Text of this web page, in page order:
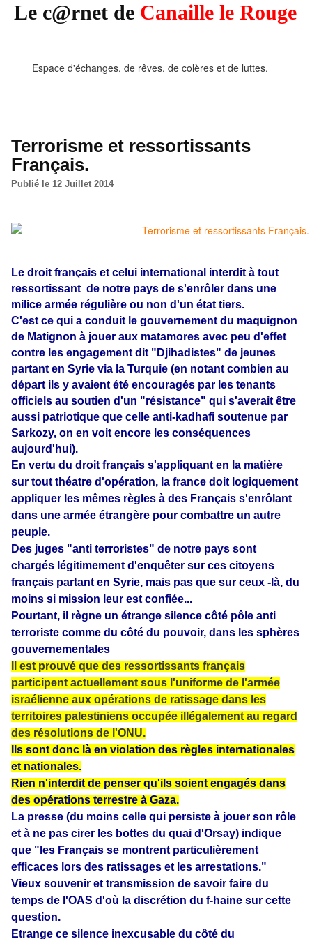
Le c@rnet de Canaille le Rouge
Espace d'échanges, de rêves, de colères et de luttes.
Terrorisme et ressortissants
Français.
Publié le 12 Juillet 2014
Le droit français et celui international interdit à tout
ressortissant de notre pays de s'enrôler dans une
milice armée régulière ou non d'un état tiers.
C'est ce qui a conduit le gouvernement du maquignon
de Matignon à jouer aux matamores avec peu d'effet
contre les engagement dit "Djihadistes" de jeunes
partant en Syrie via la Turquie (en notant combien au
départ ils y avaient été encouragés par les tenants
officiels au soutien d'un "résistance" qui s'averait être
aussi patriotique que celle anti-kadhafi soutenue par
Sarkozy, on en voit encore les conséquences
aujourd'hui).
En vertu du droit français s'appliquant en la matière
sur tout théatre d'opération, la france doit logiquement
appliquer les mêmes règles à des Français s'enrôlant
dans une armée étrangère pour combattre un autre
peuple.
Des juges "anti terroristes" de notre pays sont
chargés légitimement d'enquêter sur ces citoyens
français partant en Syrie, mais pas que sur ceux -là, du
moins si mission leur est confiée...
Pourtant, il règne un étrange silence côté pôle anti
terroriste comme du côté du pouvoir, dans les sphères
gouvernementales
Il est prouvé que des ressortissants français
participent actuellement sous l'uniforme de l'armée
israélienne aux opérations de ratissage dans les
territoires palestiniens occupée illégalement au regard
des résolutions de l'ONU.
Ils sont donc là en violation des règles internationales
et nationales.
Rien n'interdit de penser qu'ils soient engagés dans
des opérations terrestre à Gaza.
La presse (du moins celle qui persiste à jouer son rôle
et à ne pas cirer les bottes du quai d'Orsay) indique
que "les Français se montrent particulièrement
efficaces lors des ratissages et les arrestations."
Vieux souvenir et transmission de savoir faire du
temps de l'OAS d'où la discrétion du f-haine sur cette
question.
Etrange ce silence inexcusable du côté du